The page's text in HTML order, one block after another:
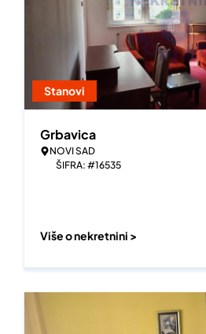
Stanovi
Grbavica
NOVI SAD
ŠIFRA: #16535
Više o nekretnini >